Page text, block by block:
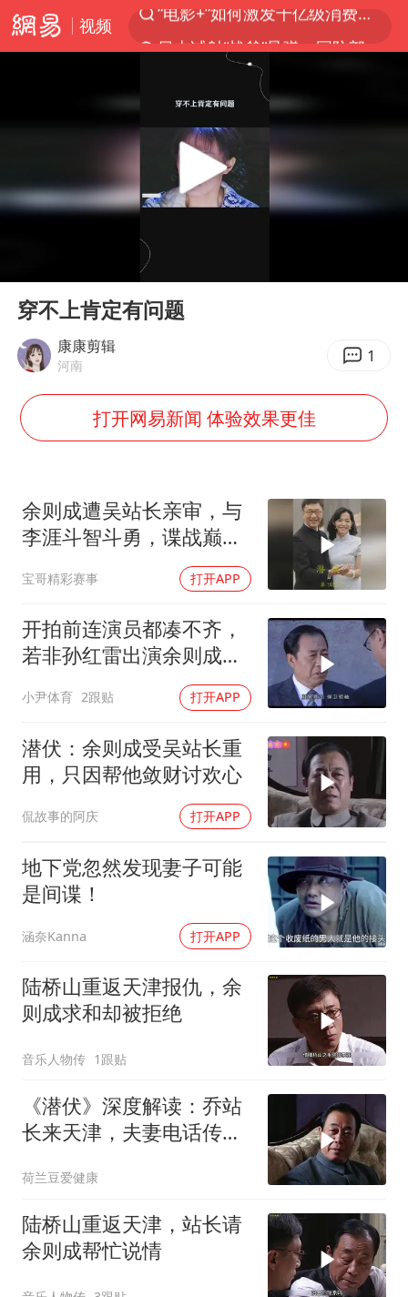
视频
日本试射“战斧”导弹，国防部回应
台风白海豚中心风力增强
向鹏0-3不敌张本智和
超颖电子拟投资20.86亿建设新项目
我国外贸延续良好增长态势
国防部：中国军队坚决反制任何闹海挑衅图谋
百花奖开幕式
女儿为争财产堵门阻挠父亲出殡
夯实基础开新局
Play
穿不上肯定有问题
康康剪辑
河南 1
打开网易新闻 体验效果更佳
余则成遭吴站长亲审，与
李涯斗智斗勇，谍战巅峰
宝哥精彩赛事 打开APP
开拍前连演员都凑不齐，
若非孙红雷出演余则成，
小尹体育 2跟贴 打开APP
潜伏：余则成受吴站长重
用，只因帮他敛财讨欢心
侃故事的阿庆 打开APP
地下党忽然发现妻子可能
是间谍！
涵奈Kanna 打开APP
陆桥山重返天津报仇，余
则成求和却被拒绝
音乐人物传 1跟贴
《潜伏》深度解读：乔站
长来天津，夫妻电话传情
荷兰豆爱健康
陆桥山重返天津，站长请
余则成帮忙说情